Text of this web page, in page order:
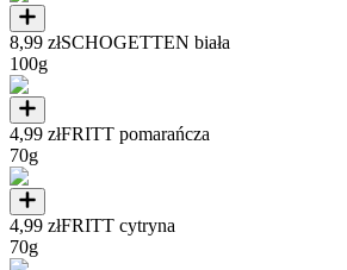
8,99 złSCHOGETTEN biała
100g
4,99 złFRITT pomarańcza
70g
4,99 złFRITT cytryna
70g